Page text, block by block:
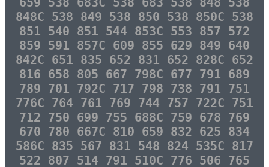
848C 538 849 538 850 538 850C 538
851 540 851 544 853C 553 857 572
859 591 857C 609 855 629 849 640
842C 651 835 652 831 652 828C 652
816 658 805 667 798C 677 791 689
789 701 792C 717 798 738 791 751
776C 764 761 769 744 757 722C 751
712 750 699 755 688C 759 678 769
670 780 667C 810 659 832 625 834
586C 835 567 831 548 824 535C 817
522 807 514 791 510C 776 506 765